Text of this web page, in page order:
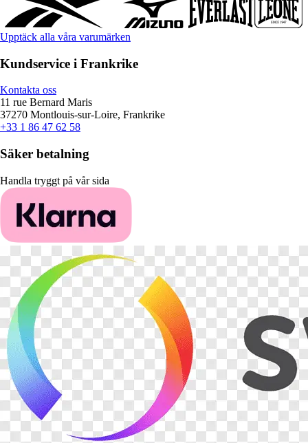
Upptäck alla våra varumärken
Kundservice i Frankrike
Kontakta oss
11 rue Bernard Maris
37270 Montlouis-sur-Loire, Frankrike
+33 1 86 47 62 58
Säker betalning
Handla tryggt på vår sida